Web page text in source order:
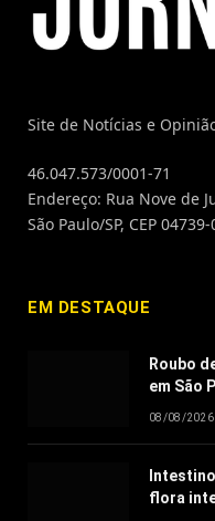
Site de Notícias e
46.047.573/0001-71
Endereço: Rua Nove de
São Paulo/SP, CEP
EM DESTAQUE
Roubo
em São
08/08/2026
flora